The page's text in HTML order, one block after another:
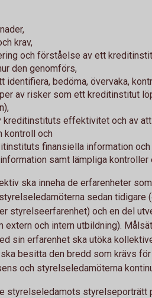
krav,
och förståelse av ett
den genomförs,
identifiera, bedöma, övervaka,
av risker som ett kreditinstitut
kreditinstituts effektivitet och av
kontroll och
finansiella information
samt lämpliga kontroller
ska inneha de erfarenheter
sedan tidigare
styrelseerfarenhet) och en del
extern och intern utbildning).
sin erfarenhet ska utöka
besitta den bredd som krävs
och styrelseledamöterna
styrelseledamots styrelseporträtt